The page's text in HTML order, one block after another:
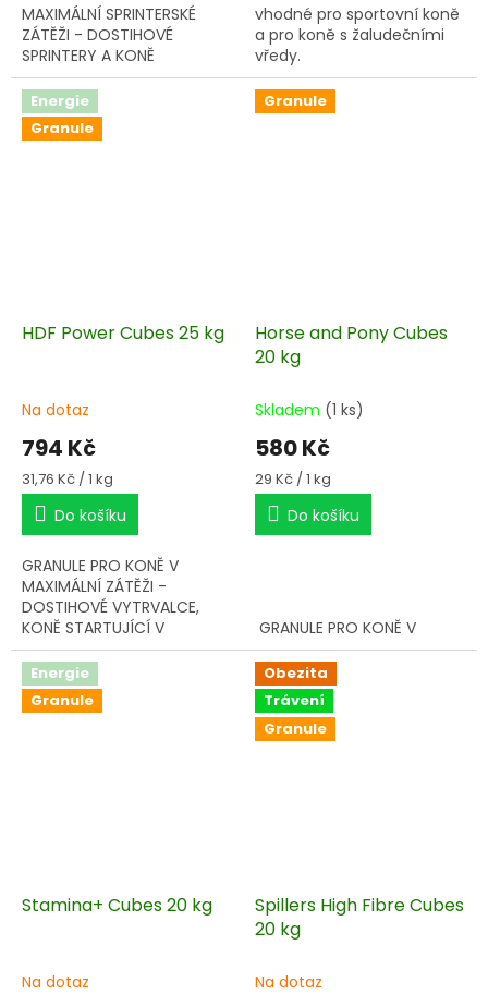
MAXIMÁLNÍ SPRINTERSKÉ
ZÁTĚŽI - DOSTIHOVÉ
SPRINTERY A KONĚ
RYCHLOSTNÍCH
WESTERNOVÝCH DISCIPLÍN.
vhodné pro sportovní koně
a pro koně s žaludečními
vředy.
Energie
Granule
HDF Power Cubes 25 kg
Na dotaz
794 Kč
Měrná
cena:
31,76 Kč / 1 kg
Do košíku
GRANULE PRO KONĚ V
MAXIMÁLNÍ ZÁTĚŽI -
DOSTIHOVÉ VYTRVALCE,
KONĚ STARTUJÍCÍ V
SOUTĚŽÍCH VŠESTRANNOSTI
A ENDURANCE.
Granule
Horse and Pony Cubes
20 kg
Skladem (1 ks)
580 Kč
Měrná
cena:
29 Kč / 1 kg
Do košíku
GRANULE PRO KONĚ V
HOBBY ZÁTĚŽI A PONY.
Energie
Granule
Stamina+ Cubes 20 kg
Na dotaz
Obezita
Trávení
Granule
Spillers High Fibre Cubes
20 kg
Na dotaz